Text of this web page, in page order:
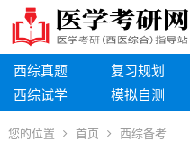
西综真题 复习规划
西综试学
模拟自测
您的位置 首页 西综备考